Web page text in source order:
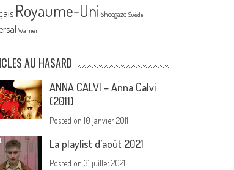
Royaume-Uni Shoegaze Suède
Warner
AU HASARD
ANNA CALVI – Anna Calvi
(2011)
Posted on10 janvier 2011
La playlist d’août 2021
Posted on31 juillet 2021